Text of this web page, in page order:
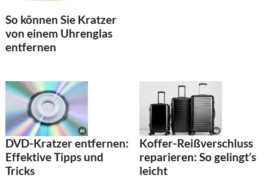
So können Sie Kratzer
von einem Uhrenglas
entfernen
DVD-Kratzer entfernen:
Effektive Tipps und
Tricks
Koffer-Reißverschluss
reparieren: So gelingt’s
leicht